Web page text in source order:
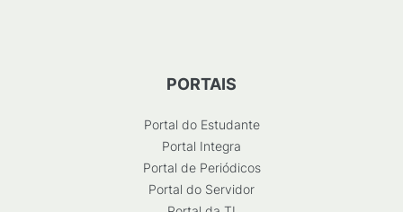
PORTAIS
Portal do Estudante
Portal Integra
Portal de Periódicos
Portal do Servidor